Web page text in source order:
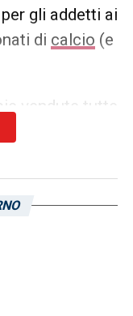
gli addetti ai
di calcio (e
vendute tutte
dei
allora, le
dioggi